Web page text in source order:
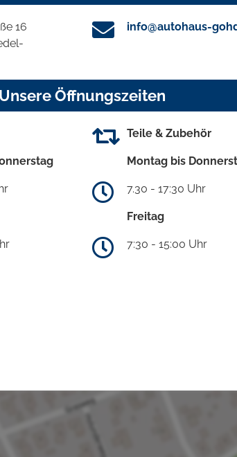
16
info@autohaus-
Unsere Öffnungszeiten
Teile & Zubehör
Montag bis
7.30 - 17:30 Uhr
Freitag
7:30 - 15:00 Uhr